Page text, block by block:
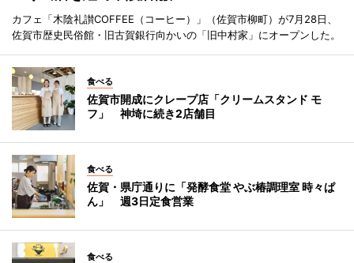
カフェ「木陰礼讃COFFEE（コーヒー）」（佐賀市柳町）が7月28日、
佐賀市歴史民俗館・旧古賀銀行向かいの「旧中村家」にオープンした。
食べる
佐賀市開成にクレープ店「クリームスタンド モ
フ」 神埼に続き2店舗目
食べる
佐賀・県庁通りに「発酵食堂 やぶ椿調理室 時々ぱ
ん」 週3日定食営業
食べる